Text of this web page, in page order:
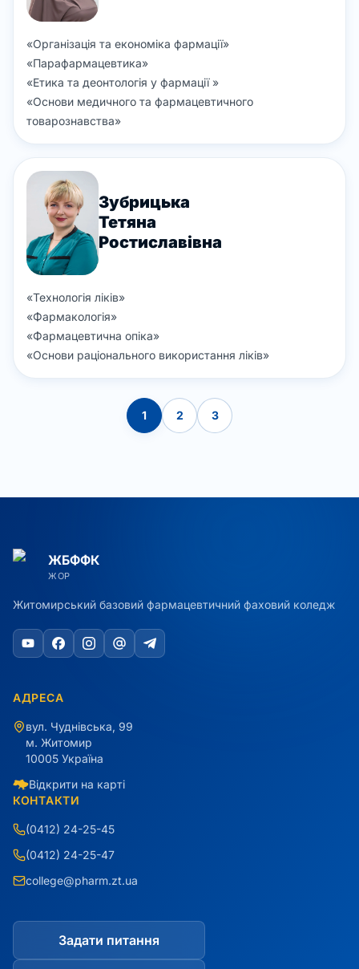
«Організація та економіка фармації»
«Парафармацевтика»
«Етика та деонтологія у фармації »
«Основи медичного та фармацевтичного
товарознавства»
Зубрицька
Тетяна
Ростиславівна
«Технологія ліків»
«Фармакологія»
«Фармацевтична опіка»
«Основи раціонального використання ліків»
1 2 3
ЖБФФК
ЖОР
Житомирський базовий фармацевтичний фаховий коледж
АДРЕСА
вул. Чуднівська, 99
м. Житомир
10005 Україна
Відкрити на карті
КОНТАКТИ
(0412) 24-25-45
(0412) 24-25-47
college@pharm.zt.ua
Задати питання